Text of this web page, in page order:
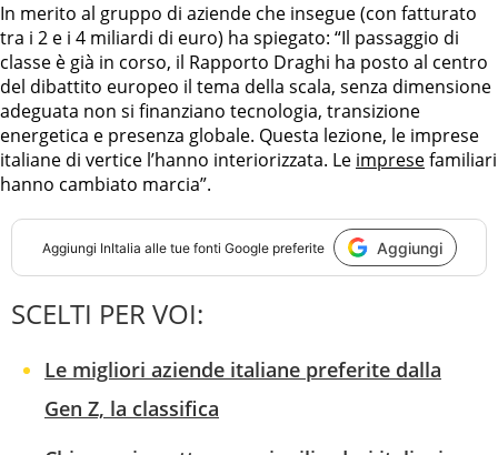
In merito al gruppo di aziende che insegue (con fatturato
tra i 2 e i 4 miliardi di euro) ha spiegato: “Il passaggio di
classe è già in corso, il Rapporto Draghi ha posto al centro
del dibattito europeo il tema della scala, senza dimensione
adeguata non si finanziano tecnologia, transizione
energetica e presenza globale. Questa lezione, le imprese
italiane di vertice l’hanno interiorizzata. Le impresefamiliari
hanno cambiato marcia”.
Aggiungi InItalia alle tue fonti Google preferite Aggiungi
SCELTI PER VOI:
Le migliori aziende italiane preferite dalla
Gen Z, la classifica